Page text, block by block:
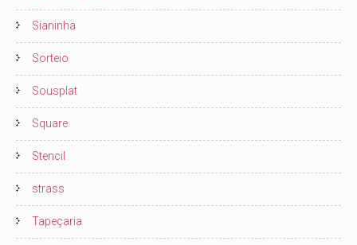
Sianinha
Sorteio
Sousplat
Square
Stencil
strass
Tapeçaria